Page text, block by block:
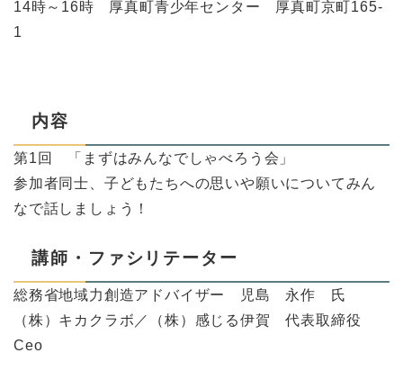
14時～16時 厚真町青少年センター 厚真町京町165-
1
内容
第1回 「まずはみんなでしゃべろう会」
参加者同士、子どもたちへの思いや願いについてみん
なで話しましょう！
講師・ファシリテーター
総務省地域力創造アドバイザー 児島 永作 氏
（株）キカクラボ／（株）感じる伊賀 代表取締役
Ceo